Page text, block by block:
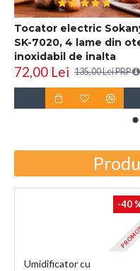
Tocator electric
SK-7020, 4 lame din
inoxidabil de inalta
calitate, 400 W, 2L,
recipient din Inox,
72,00 Lei 135,00 Lei PRP
-40
Umidificator cu